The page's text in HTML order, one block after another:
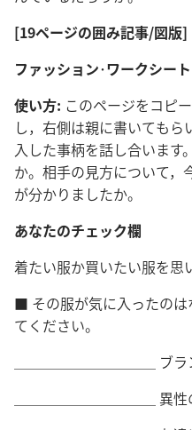
[19ページの囲み記事/図版]
ファッション･ワークシート
使い方: このページをコピ
し，右側は親に書いてもら
入した事柄を話し合います
か。相手の見方について，
が分かりましたか。
あなたのチェック欄
着たい服か買いたい服を思
■ その服が気に入ったの
てください。
＿＿＿＿＿＿＿＿＿＿ ブラ
＿＿＿＿＿＿＿＿＿＿ 異